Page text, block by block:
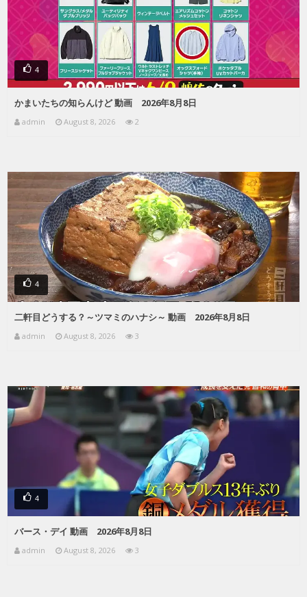
4
かまいたちの知らんけど 動画 2026年8月8日
admin August 8, 2026 2
4
二軒目どうする？～ツマミのハナシ～ 動画 2026年8月8日
admin August 8, 2026 3
4
バース・デイ 動画 2026年8月8日
admin August 8, 2026 3